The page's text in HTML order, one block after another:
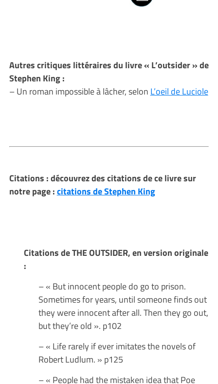
Autres critiques littéraires du livre « L’outsider » de
Stephen King :
– Un roman impossible à lâcher, selon L’oeil de Luciole
Citations : découvrez des citations de ce livre sur
notre page :citations de Stephen King
Citations de THE OUTSIDER, en version originale
:
– « But innocent people do go to prison.
Sometimes for years, until someone finds out
they were innocent after all. Then they go out,
but they’re old ». p102
– « Life rarely if ever imitates the novels of
Robert Ludlum. » p125
– « People had the mistaken idea that Poe